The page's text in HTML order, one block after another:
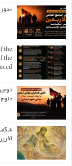
«دور
the
the
علوم